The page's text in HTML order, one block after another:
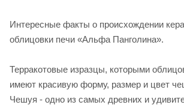
Интересные факты о происхождении
облицовки печи «Альфа Панголина».
Терракотовые изразцы, которыми
имеют красивую форму, размер и цвет
Чешуя - одно из самых древних и